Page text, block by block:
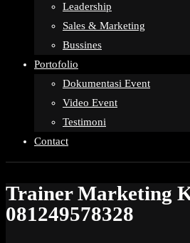
Leadership
Sales & Marketing
Bussines
Portofolio
Dokumentasi Event
Video Event
Testimoni
Contact
Trainer Marketing
081249578328